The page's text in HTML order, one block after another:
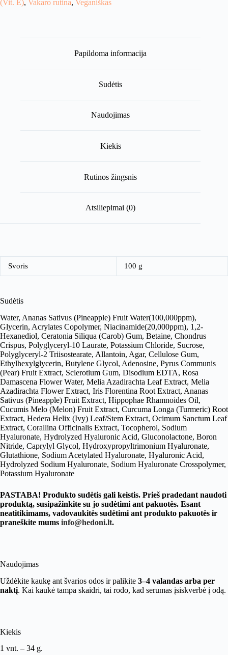
Veido
(Vit. E), Vakaro rutina, Veganiškas
Papildoma informacija
Sudėtis
Naudojimas
Kiekis
Rutinos žingsnis
Atsiliepimai (0)
Svoris 100 g
Sudėtis
Water, Ananas Sativus (Pineapple) Fruit Water(100,000ppm),
Glycerin, Acrylates Copolymer, Niacinamide(20,000ppm), 1,2-
Hexanediol, Ceratonia Siliqua (Carob) Gum, Betaine, Chondrus
Crispus, Polyglyceryl-10 Laurate, Potassium Chloride, Sucrose,
Polyglyceryl-2 Triisostearate, Allantoin, Agar, Cellulose Gum,
Ethylhexylglycerin, Butylene Glycol, Adenosine, Pyrus Communis
(Pear) Fruit Extract, Sclerotium Gum, Disodium EDTA, Rosa
Damascena Flower Water, Melia Azadirachta Leaf Extract, Melia
Azadirachta Flower Extract, Iris Florentina Root Extract, Ananas
Sativus (Pineapple) Fruit Extract, Hippophae Rhamnoides Oil,
Cucumis Melo (Melon) Fruit Extract, Curcuma Longa (Turmeric) Root
Extract, Hedera Helix (Ivy) Leaf/Stem Extract, Ocimum Sanctum Leaf
Extract, Corallina Officinalis Extract, Tocopherol, Sodium
Hyaluronate, Hydrolyzed Hyaluronic Acid, Gluconolactone, Boron
Nitride, Caprylyl Glycol, Hydroxypropyltrimonium Hyaluronate,
Glutathione, Sodium Acetylated Hyaluronate, Hyaluronic Acid,
Hydrolyzed Sodium Hyaluronate, Sodium Hyaluronate Crosspolymer,
Potassium Hyaluronate
PASTABA! Produkto sudėtis gali keistis. Prieš pradedant naudoti
produktą, susipažinkite su jo sudėtimi ant pakuotės. Esant
neatitikimams, vadovaukitės sudėtimi ant produkto pakuotės ir
praneškite mums info@hedoni.lt.
Naudojimas
Uždėkite kaukę ant švarios odos ir palikite 3–4 valandas arba per
naktį. Kai kaukė tampa skaidri, tai rodo, kad serumas įsiskverbė į odą.
Kiekis
1 vnt. – 34 g.